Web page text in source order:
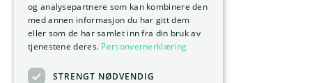
og analysepartnere som kan kombinere den
med annen informasjon du har gitt dem
eller som de har samlet inn fra din bruk av
tjenestene deres. Personvernerklæring
STRENGT NØDVENDIG